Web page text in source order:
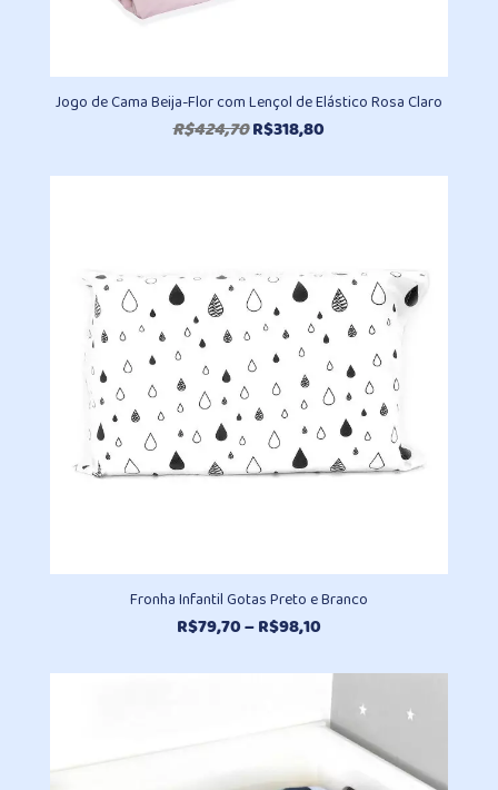
Jogo de Cama Beija-Flor com Lençol de Elástico Rosa Claro
R$424,70O
original
R$318,80
atual
Fronha Infantil Gotas Preto e Branco
R$79,70–R$98,10Faixa
preço:
R$79,70
através
R$98,10